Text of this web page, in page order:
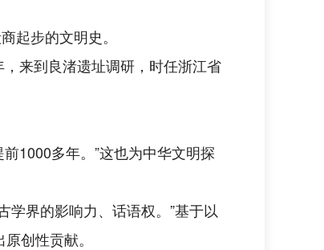
起步的文明史。
来到良渚遗址调研，时任浙江省
1000多年。”这也为中华文明探
学界的影响力、话语权。”基于以
创性贡献。